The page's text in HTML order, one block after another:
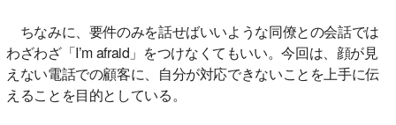
ちなみに、要件のみを話せばいいような同僚との会話では
わざわざ「I’m afraid」をつけなくてもいい。今回は、顔が見
えない電話での顧客に、自分が対応できないことを上手に伝
えることを目的としている。